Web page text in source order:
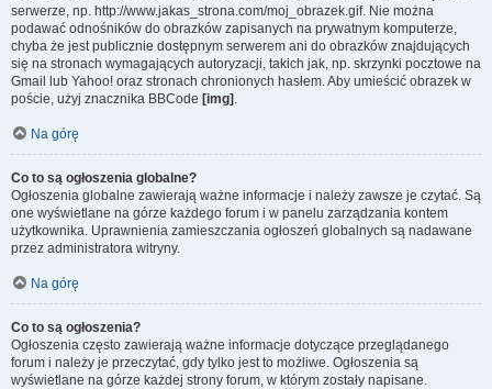
serwerze, np. http://www.jakas_strona.com/moj_obrazek.gif. Nie można
podawać odnośników do obrazków zapisanych na prywatnym komputerze,
chyba że jest publicznie dostępnym serwerem ani do obrazków znajdujących
się na stronach wymagających autoryzacji, takich jak, np. skrzynki pocztowe na
Gmail lub Yahoo! oraz stronach chronionych hasłem. Aby umieścić obrazek w
poście, użyj znacznika BBCode [img] .
Na górę
Co to są ogłoszenia globalne?
Ogłoszenia globalne zawierają ważne informacje i należy zawsze je czytać. Są
one wyświetlane na górze każdego forum i w panelu zarządzania kontem
użytkownika. Uprawnienia zamieszczania ogłoszeń globalnych są nadawane
przez administratora witryny.
Na górę
Co to są ogłoszenia?
Ogłoszenia często zawierają ważne informacje dotyczące przeglądanego
forum i należy je przeczytać, gdy tylko jest to możliwe. Ogłoszenia są
wyświetlane na górze każdej strony forum, w którym zostały napisane.